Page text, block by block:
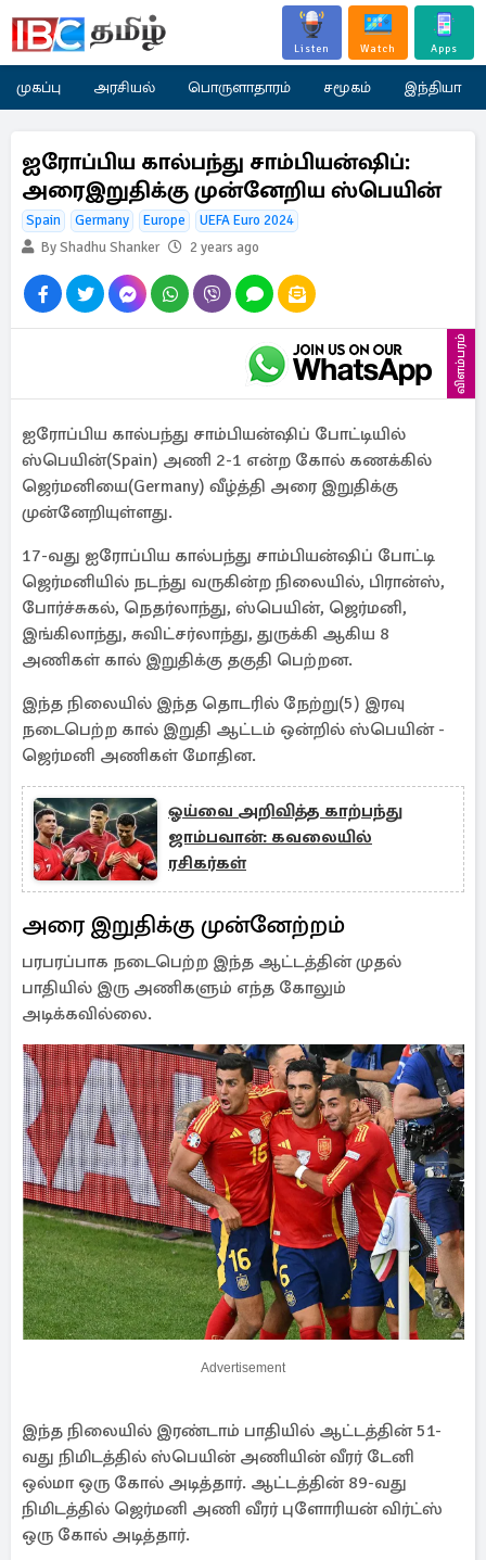
Listen Watch Apps
முகப்பு அரசியல் பொருளாதாரம் சமூகம் இந்தியா
ஐரோப்பிய கால்பந்து சாம்பியன்ஷிப்:
அரைஇறுதிக்கு முன்னேறிய ஸ்பெயின்
Spain Germany Europe
UEFA Euro 2024
By Shadhu Shanker
2 years ago
விளம்பரம்
ஐரோப்பிய கால்பந்து சாம்பியன்ஷிப் போட்டியில்
ஸ்பெயின்(Spain) அணி 2-1 என்ற கோல் கணக்கில்
ஜெர்மனியை(Germany) வீழ்த்தி அரை இறுதிக்கு
முன்னேறியுள்ளது.
17-வது ஐரோப்பிய கால்பந்து சாம்பியன்ஷிப் போட்டி
ஜெர்மனியில் நடந்து வருகின்ற நிலையில், பிரான்ஸ்,
போர்ச்சுகல், நெதர்லாந்து, ஸ்பெயின், ஜெர்மனி,
இங்கிலாந்து, சுவிட்சர்லாந்து, துருக்கி ஆகிய 8
அணிகள் கால் இறுதிக்கு தகுதி பெற்றன.
இந்த நிலையில் இந்த தொடரில் நேற்று(5) இரவு
நடைபெற்ற கால் இறுதி ஆட்டம் ஒன்றில் ஸ்பெயின் -
ஜெர்மனி அணிகள் மோதின.
ஓய்வை அறிவித்த காற்பந்து
ஜாம்பவான்: கவலையில்
ரசிகர்கள்
அரை இறுதிக்கு முன்னேற்றம்
பரபரப்பாக நடைபெற்ற இந்த ஆட்டத்தின் முதல்
பாதியில் இரு அணிகளும் எந்த கோலும்
அடிக்கவில்லை.
Advertisement
இந்த நிலையில் இரண்டாம் பாதியில் ஆட்டத்தின் 51-
வது நிமிடத்தில் ஸ்பெயின் அணியின் வீரர் டேனி
ஒல்மா ஒரு கோல் அடித்தார். ஆட்டத்தின் 89-வது
நிமிடத்தில் ஜெர்மனி அணி வீரர் புளோரியன் விர்ட்ஸ்
ஒரு கோல் அடித்தார்.